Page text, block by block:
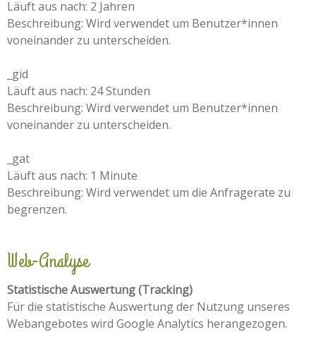
Läuft aus nach: 2 Jahren
Beschreibung: Wird verwendet um Benutzer*innen
voneinander zu unterscheiden.
_gid
Läuft aus nach: 24 Stunden
Beschreibung: Wird verwendet um Benutzer*innen
voneinander zu unterscheiden.
_gat
Läuft aus nach: 1 Minute
Beschreibung: Wird verwendet um die Anfragerate zu
begrenzen.
Web-Analyse
Statistische Auswertung (Tracking)
Für die statistische Auswertung der Nutzung unseres
Webangebotes wird Google Analytics herangezogen.